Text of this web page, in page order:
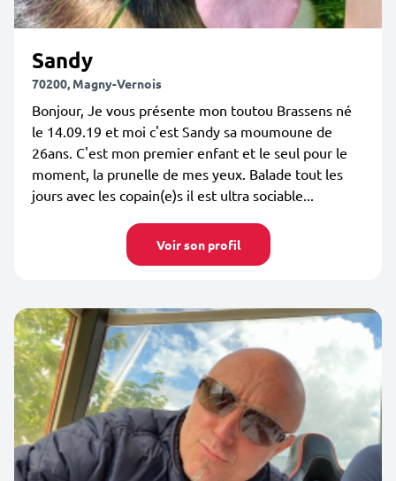
Sandy
70200, Magny-Vernois
Bonjour, Je vous présente mon toutou Brassens né
le 14.09.19 et moi c'est Sandy sa moumoune de
26ans. C'est mon premier enfant et le seul pour le
moment, la prunelle de mes yeux. Balade tout les
jours avec les copain(e)s il est ultra sociable...
Voir son profil